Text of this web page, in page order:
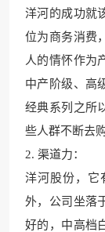
洋河的成功就
位为商务消费
人的情怀作为
中产阶级、高
经典系列之所
些人群不断去
2. 渠道力：
洋河股份，它
外，公司坐落
好的，中高档